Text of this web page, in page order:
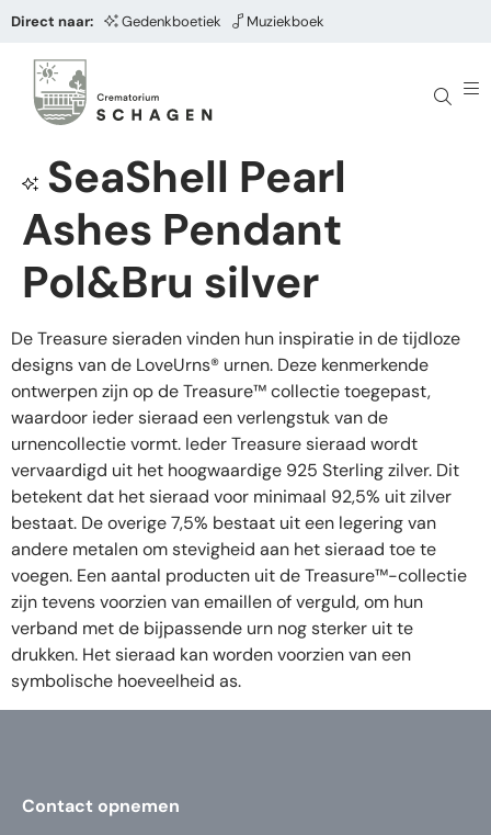
Direct naar: Gedenkboetiek Muziekboek
SeaShell Pearl
Ashes Pendant
Pol&Bru silver
De Treasure sieraden vinden hun inspiratie in de tijdloze
designs van de LoveUrns® urnen. Deze kenmerkende
ontwerpen zijn op de Treasure™ collectie toegepast,
waardoor ieder sieraad een verlengstuk van de
urnencollectie vormt. Ieder Treasure sieraad wordt
vervaardigd uit het hoogwaardige 925 Sterling zilver. Dit
betekent dat het sieraad voor minimaal 92,5% uit zilver
bestaat. De overige 7,5% bestaat uit een legering van
andere metalen om stevigheid aan het sieraad toe te
voegen. Een aantal producten uit de Treasure™-collectie
zijn tevens voorzien van emaillen of verguld, om hun
verband met de bijpassende urn nog sterker uit te
drukken. Het sieraad kan worden voorzien van een
symbolische hoeveelheid as.
Contact opnemen